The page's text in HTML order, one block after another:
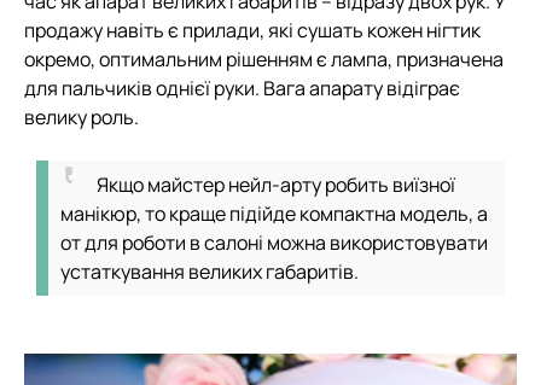
продажу навіть є прилади, які сушать кожен нігтик
окремо, оптимальним рішенням є лампа, призначена
для пальчиків однієї руки. Вага апарату відіграє
велику роль.
Якщо майстер нейл-арту робить виїзної
манікюр, то краще підійде компактна модель, а
от для роботи в салоні можна використовувати
устаткування великих габаритів.